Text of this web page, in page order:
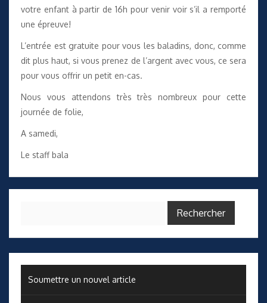
votre enfant à partir de 16h pour venir voir s’il a remporté
une épreuve!
L’entrée est gratuite pour vous les baladins, donc, comme
dit plus haut, si vous prenez de l’argent avec vous, ce sera
pour vous offrir un petit en-cas.
Nous vous attendons très très nombreux pour cette
journée de folie,
A samedi,
Le staff bala
Soumettre un nouvel article